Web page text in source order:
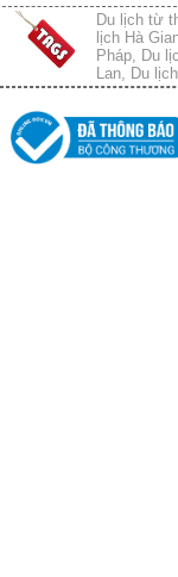
Du lịch từ
lịch Hà
Pháp, Du
Lan, Du